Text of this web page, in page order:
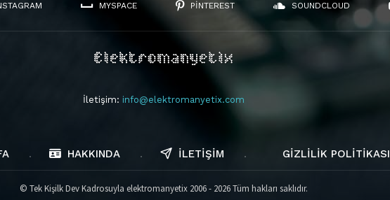
MYSPACE PINTEREST SOUNDCLOUD
İletişim: info@elektromanyetix.com
HAKKINDA İLETIŞIM GIZLILIK POLITIKASI
© Tek Kişilk Dev Kadrosuyla elektromanyetix 2006 - 2026 Tüm hakları saklıdır.